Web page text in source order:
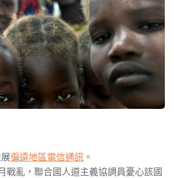
偏遠地區電信通訊 。
戰亂，聯合國人道主義協調員憂心該國